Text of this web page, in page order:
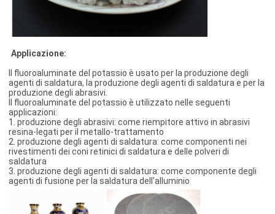
Applicazione:
Il fluoroaluminate del potassio è usato per la produzione degli
agenti di saldatura, la produzione degli agenti di saldatura e per la
produzione degli abrasivi.
Il fluoroaluminate del potassio è utilizzato nelle seguenti
applicazioni:
1. produzione degli abrasivi: come riempitore attivo in abrasivi
resina-legati per il metallo-trattamento
2. produzione degli agenti di saldatura: come componenti nei
rivestimenti dei coni retinici di saldatura e delle polveri di
saldatura
3. produzione degli agenti di saldatura: come componente degli
agenti di fusione per la saldatura dell'alluminio